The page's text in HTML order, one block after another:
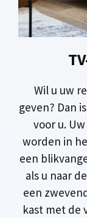
Wil u uw
geven? Dan
voor u.
worden in
een
als u naar
een
kast met de